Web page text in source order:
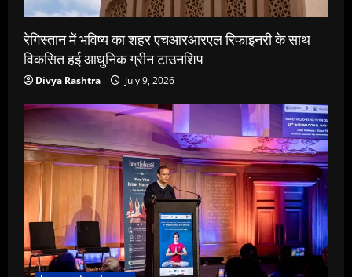
रेगिस्तान में भविष्य का शहर एचआरआरएल रिफाइनरी के साथ
विकसित हई आधुनिक ग्रीन टाउनशिप
Divya Rashtra July 9, 2026